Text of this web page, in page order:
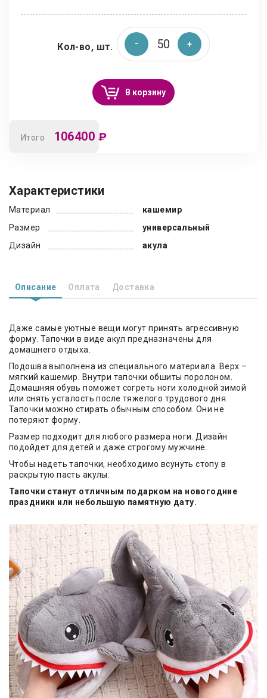
Кол-во, шт.
В корзину
Итого 106400 ₽
Характеристики
Материал
кашемир
Размер
универсальный
Дизайн
акула
Описание Оплата Доставка
Даже самые уютные вещи могут принять агрессивную
форму. Тапочки в виде акул предназначены для
домашнего отдыха.
Подошва выполнена из специального материала. Верх –
мягкий кашемир. Внутри тапочки обшиты поролоном.
Домашняя обувь поможет согреть ноги холодной зимой
или снять усталость после тяжелого трудового дня.
Тапочки можно стирать обычным способом. Они не
потеряют форму.
Размер подходит для любого размера ноги. Дизайн
подойдет для детей и даже строгому мужчине.
Чтобы надеть тапочки, необходимо всунуть стопу в
раскрытую пасть акулы.
Тапочки станут отличным подарком на новогодние
праздники или небольшую памятную дату.